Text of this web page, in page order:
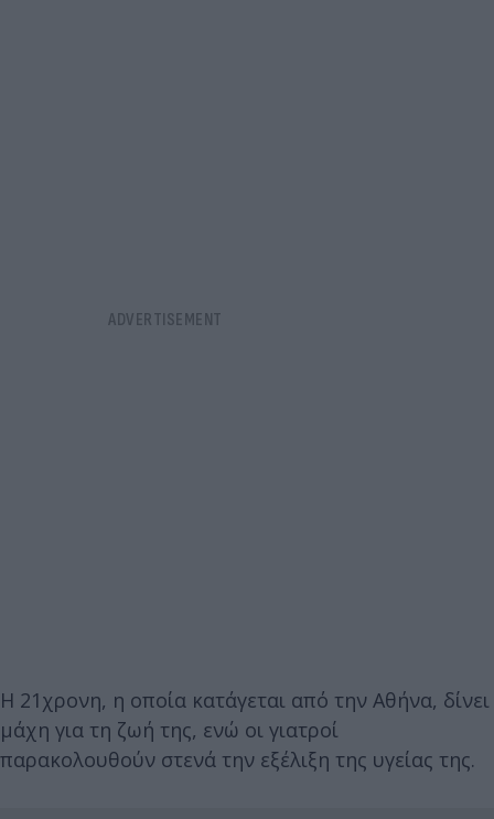
Η 21χρονη, η οποία κατάγεται από την Αθήνα, δίνει
μάχη για τη ζωή της, ενώ οι γιατροί
παρακολουθούν στενά την εξέλιξη της υγείας της.